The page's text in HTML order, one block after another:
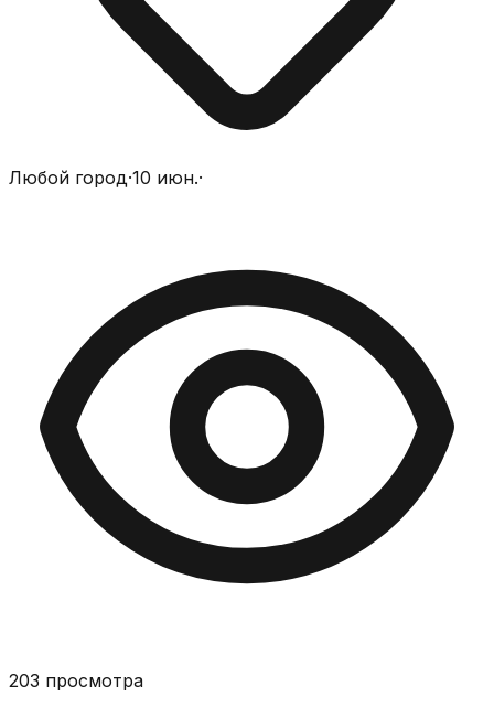
Любой город·10 июн.·
203 просмотра